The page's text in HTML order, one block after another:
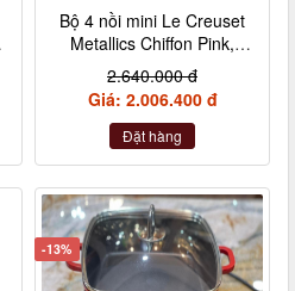
Bộ 4 nồi mini Le Creuset
Metallics Chiffon Pink,
Rosenquarz, Violett,
Nebelgrau (hồng đậm,
hồng nhạt, hồng tía, xám)
2.640.000 đ
Giá: 2.006.400 đ
Đặt hàng
-13%